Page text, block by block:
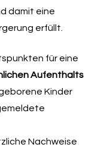
damit eine
erfüllt.
für eine
Aufenthalts
Kinder
Nachweise